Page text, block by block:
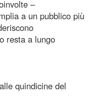
–
a un pubblico più
resta a lungo
quindicine del